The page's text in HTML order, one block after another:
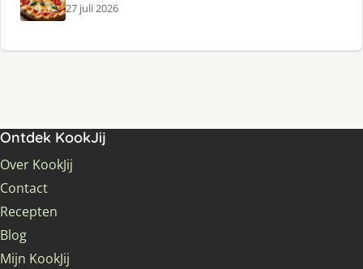
27 juli 2026
Ontdek KookJij
Over KookJij
Contact
Recepten
Blog
Mijn KookJij